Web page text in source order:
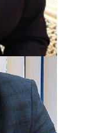
Прием:
977-17-05